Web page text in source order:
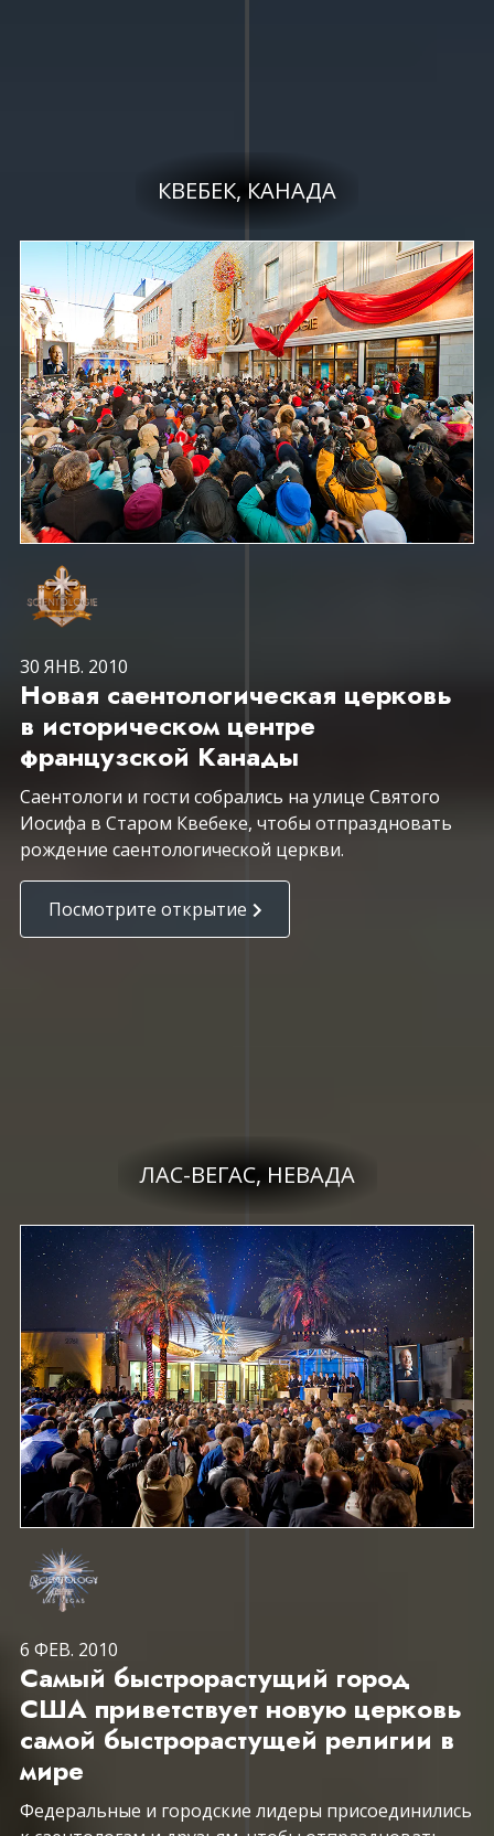
КВЕБЕК, КАНАДА
30 ЯНВ. 2010
Новая саентологическая церковь
в историческом центре
французской Канады
Саентологи и гости собрались на улице Святого
Иосифа в Старом Квебеке, чтобы отпраздновать
рождение саентологической церкви.
Посмотрите открытие
ЛАС-ВЕГАС, НЕВАДА
6 ФЕВ. 2010
Самый быстрорастущий город
США приветствует новую церковь
самой быстрорастущей религии в
мире
Федеральные и городские лидеры присоединились